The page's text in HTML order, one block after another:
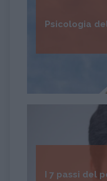
Psicologia
I 7 passi del